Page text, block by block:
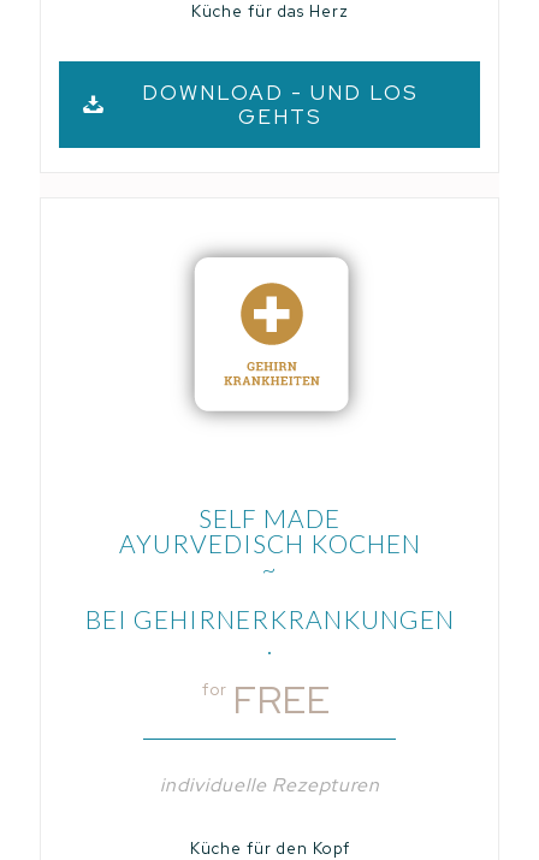
Küche für das Herz
DOWNLOAD - UND LOS
GEHTS
SELF MADE
AYURVEDISCH KOCHEN
~
BEI GEHIRNERKRANKUNGEN
.
for FREE
individuelle Rezepturen
Küche für den Kopf